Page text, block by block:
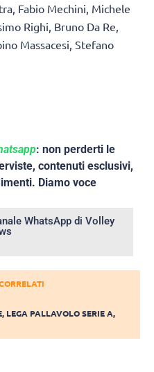
Fabio Mechini, Michele
Righi, Bruno Da Re,
Massacesi, Stefano
: non perderti le
contenuti esclusivi,
Diamo voce
WhatsApp di Volley
, LEGA PALLAVOLO SERIE A,